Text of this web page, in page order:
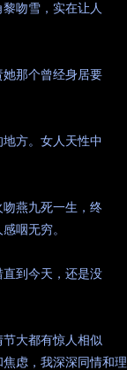
吻雪，实在让人
那个曾经身居要
方。女人天性中
吻燕九死一生，终
咽无穷。
到今天，还是没
大都有惊人相似
虑，我深深同情和理